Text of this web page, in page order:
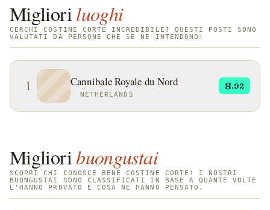
Miglioriluoghi
CERCHI COSTINE CORTE INCREDIBILE? QUESTI POSTI SONO
VALUTATI DA PERSONE CHE SE NE INTENDONO!
1 Cannibale Royale du Nord
NETHERLANDS
8.92
Miglioribuongustai
SCOPRI CHI CONOSCE BENE COSTINE CORTE! I NOSTRI
BUONGUSTAI SONO CLASSIFICATI IN BASE A QUANTE VOLTE
L'HANNO PROVATO E COSA NE HANNO PENSATO.